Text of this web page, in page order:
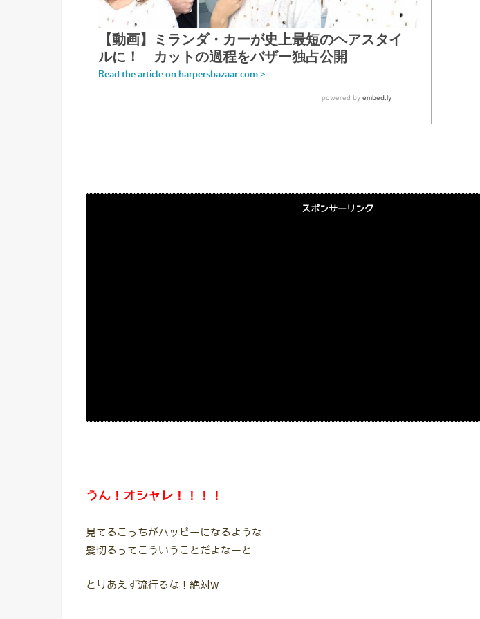
スポンサーリンク
うん！オシャレ！！！！
見てるこっちがハッピーになるような
髪切るってこういうことだよなーと
とりあえず流行るな！絶対w